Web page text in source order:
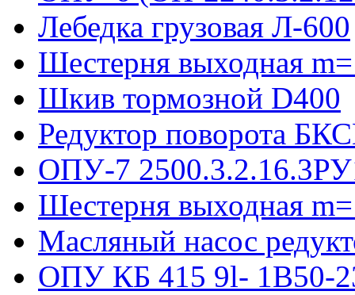
Лебедка грузовая Л-600
Шестерня выходная
Шкив тормозной D400
Редуктор поворота
ОПУ-7
Шестерня выходная
Масляный насос
ОПУ КБ 415 9l- 1B50-